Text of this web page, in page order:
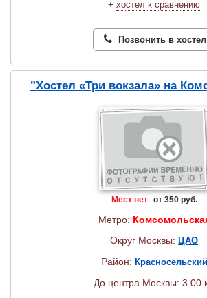
+ хостел к сравнению
Позвонить в хостел
"Хостел «Три вокзала» на
Мест нет от 350 руб.
Метро:
Округ Москвы: ЦАО
Район: Красносельский
До центра Москвы: 3.00